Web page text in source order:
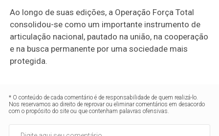
Ao longo de suas edições, a Operação Força Total
consolidou-se como um importante instrumento de
articulação nacional, pautado na união, na cooperação
e na busca permanente por uma sociedade mais
protegida.
* O conteúdo de cada comentário é de responsabilidade de quem realizá-lo.
Nos reservamos ao direito de reprovar ou eliminar comentários em desacordo
com o propósito do site ou que contenham palavras ofensivas.